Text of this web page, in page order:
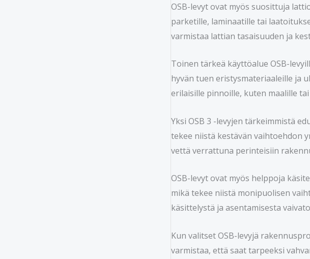
OSB-levyt ovat myös suosittuja
parketille, laminaatille tai
varmistaa lattian tasaisuuden ja
Toinen tärkeä käyttöalue OSB-
hyvän tuen eristysmateriaaleille ja
erilaisille pinnoille, kuten maalille
Yksi OSB 3 -levyjen tärkeimmistä
tekee niistä kestävän vaihtoehdon
vettä verrattuna perinteisiin
OSB-levyt ovat myös helppoja
mikä tekee niistä monipuolisen
käsittelystä ja asentamisesta
Kun valitset OSB-levyjä
varmistaa, että saat tarpeeksi